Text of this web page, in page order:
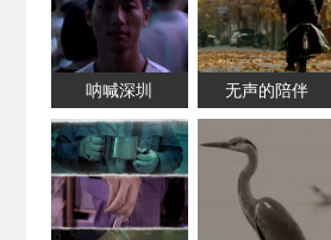
呐喊深圳 无声的陪伴